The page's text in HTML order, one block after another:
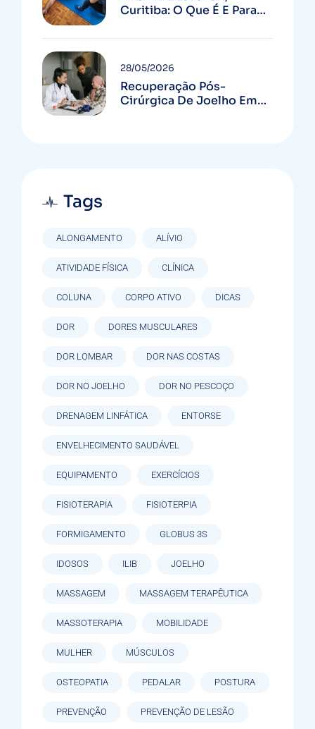
Curitiba: O Que É E Para
Recuperação Pós-
Cirúrgica De Joelho Em
28/05/2026
Tags
ALONGAMENTO ALÍVIO
ATIVIDADE FÍSICA CLÍNICA
COLUNA CORPO ATIVO DICAS
DOR DORES MUSCULARES
DOR LOMBAR DOR NAS COSTAS
DOR NO JOELHO DOR NO PESCOÇO
DRENAGEM LINFÁTICA ENTORSE
ENVELHECIMENTO SAUDÁVEL
EQUIPAMENTO EXERCÍCIOS
FISIOTERAPIA FISIOTERPIA
FORMIGAMENTO GLOBUS 3S
IDOSOS ILIB JOELHO
MASSAGEM MASSAGEM TERAPÊUTICA
MASSOTERAPIA MOBILIDADE
MULHER MÚSCULOS
OSTEOPATIA PEDALAR POSTURA
PREVENÇÃO PREVENÇÃO DE LESÃO